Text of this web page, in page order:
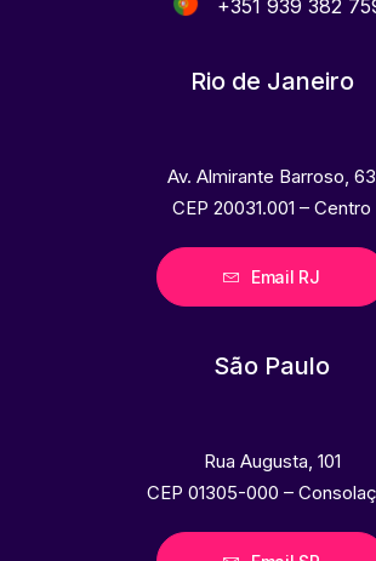
+351 939 382
Rio de Janeiro
Av. Almirante Barroso, 63
CEP 20031.001 – Centro
Email RJ
São Paulo
Rua Augusta, 101
CEP 01305-000 –